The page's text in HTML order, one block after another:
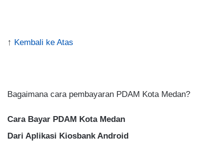
↑ Kembali ke Atas
Bagaimana cara pembayaran PDAM Kota Medan?
Cara Bayar PDAM Kota Medan
Dari Aplikasi Kiosbank Android